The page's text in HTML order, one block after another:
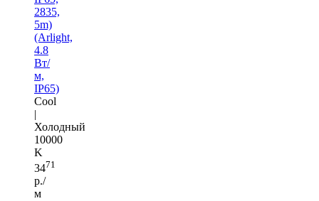
2835,
5m)
(Arlight,
4.8
Вт/
м,
IP65)
Cool
|
Холодный
10000
K
3471
р./
м